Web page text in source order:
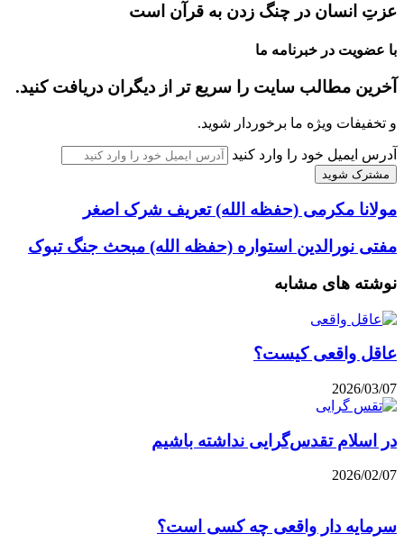
عزتِ انسان در چنگ زدن به قرآن است
با عضویت در خبرنامه ما
آخرین مطالب سایت را سریع تر از دیگران دریافت کنید.
و تخفیفات ویژه ما برخوردار شوید.
آدرس ایمیل خود را وارد کنید
مولانا مکرمی (حفظه الله) تعریف شرک اصغر
مفتی نورالدین استواره (حفظه الله) مبحث جنگ تبوک
نوشته های مشابه
عاقل واقعی کیست؟
2026/03/07
در اسلام تقدس‌گرایی نداشته باشیم
2026/02/07
سرمایه دار واقعی چه کسی است؟